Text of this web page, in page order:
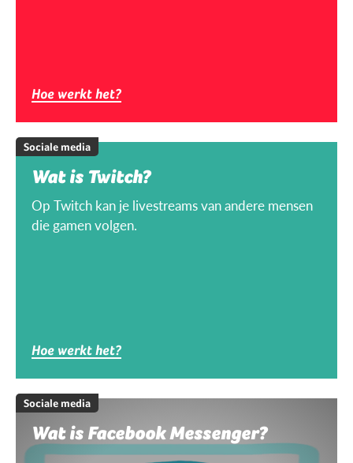
Hoe werkt het?
Sociale media
Wat is Twitch?
Op Twitch kan je livestreams van andere mensen
die gamen volgen.
Hoe werkt het?
Sociale media
Wat is Facebook Messenger?